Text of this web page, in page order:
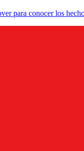
para conocer los